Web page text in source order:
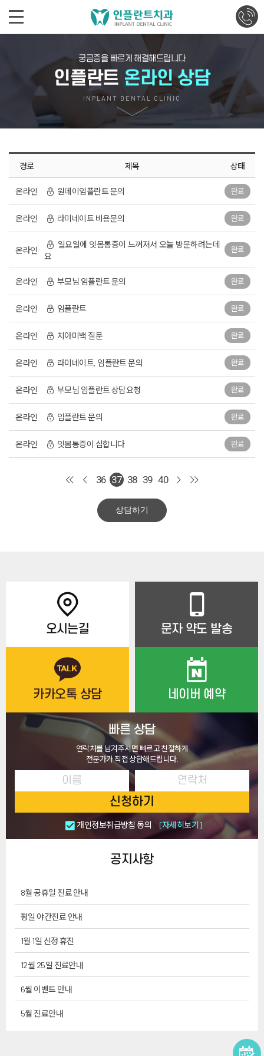
궁금증을 빠르게 해결해드립니다
인플란트 온라인 상담
INPLANT DENTAL CLINIC
경로 제목 상태
온라인 원데이임플란트 문의 완료
온라인 라미네이트 비용문의 완료
온라인
일요일에 잇몸통증이 느껴져서 오늘 방문하려는데
요
완료
온라인 부모님 임플란트 문의 완료
온라인 임플란트 완료
온라인 치아미백 질문 완료
온라인 라미네이트, 임플란트 문의 완료
온라인 부모님 임플란트 상담요청 완료
온라인 임플란트 문의 완료
온라인 잇몸통증이 심합니다 완료
36 37 38 39 40
상담하기
공지사항
8월 공휴일 진료 안내
평일 야간진료 안내
1월 1일 신정 휴진
12월 25일 진료안내
6월 이벤트 안내
5월 진료안내
오시는길 문자 약도 발송
카카오톡 상담 네이버 예약
빠른 상담
연락처를 남겨주시면 빠르고 친절하게
전문가가 직접 상담해드립니다.
신청하기
개인정보취급방침 동의 [자세히보기]